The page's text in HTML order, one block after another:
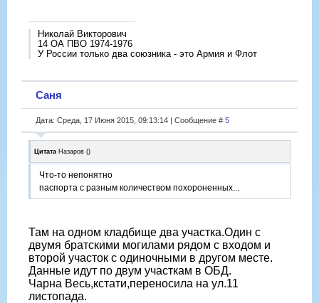
Николай Викторович
14 ОА ПВО 1974-1976
У России только два союзника - это Армия и Флот
Саня
Дата: Среда, 17 Июня 2015, 09:13:14 | Сообщение # 5
Цитата Назаров ()
Что-то непонятно
паспорта с разным количеством похороненных...
Там на одном кладбище два участка.Один с
двумя братскими могилами рядом с входом и
второй участок с одиночными в другом месте.
Данные идут по двум участкам в ОБД.
Чарна Весь,кстати,переносила на ул.11
листопада.